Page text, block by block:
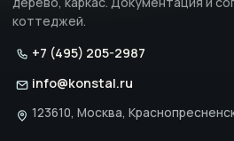
коттеджей.
+7 (495) 205-2987
info@konstal.ru
123610, Москва,